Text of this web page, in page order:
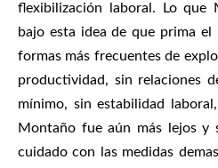
flexibilización laboral. Lo que
bajo esta idea de que prima el
formas más frecuentes de
productividad, sin relaciones
mínimo, sin estabilidad
Montaño fue aún más lejos y
cuidado con las medidas